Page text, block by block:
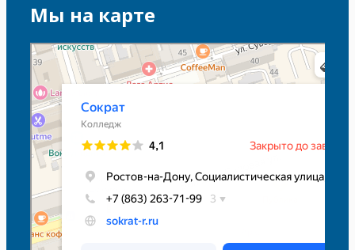
Мы на карте
Сократ
Колледж в Ростове‑на‑Дону